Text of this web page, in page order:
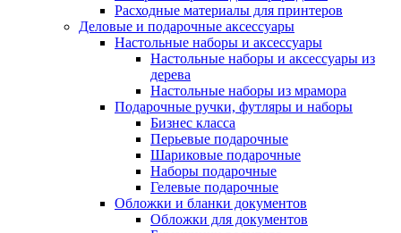
Расходные материалы для принтеров
Деловые и подарочные аксессуары
Настольные наборы и аксессуары
Настольные наборы и аксессуары из
дерева
Настольные наборы из мрамора
Подарочные ручки, футляры и наборы
Бизнес класса
Перьевые подарочные
Шариковые подарочные
Наборы подарочные
Гелевые подарочные
Обложки и бланки документов
Обложки для документов